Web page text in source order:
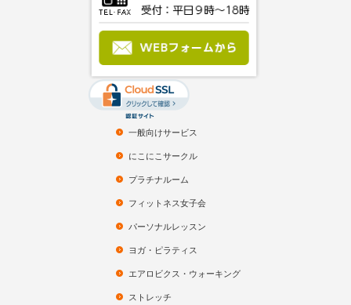
一般向けサービス
にこにこサークル
プラチナルーム
フィットネス女子会
パーソナルレッスン
ヨガ・ピラティス
エアロビクス・ウォーキング
ストレッチ